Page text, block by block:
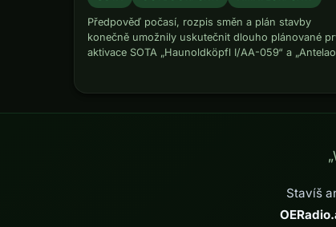
Předpověď počasí, rozpis směn a plán stavby
konečně umožnily uskutečnit dlouho plánované
aktivace SOTA „Haunoldköpfl I/AA-059“ a „Antelao
Stavíš